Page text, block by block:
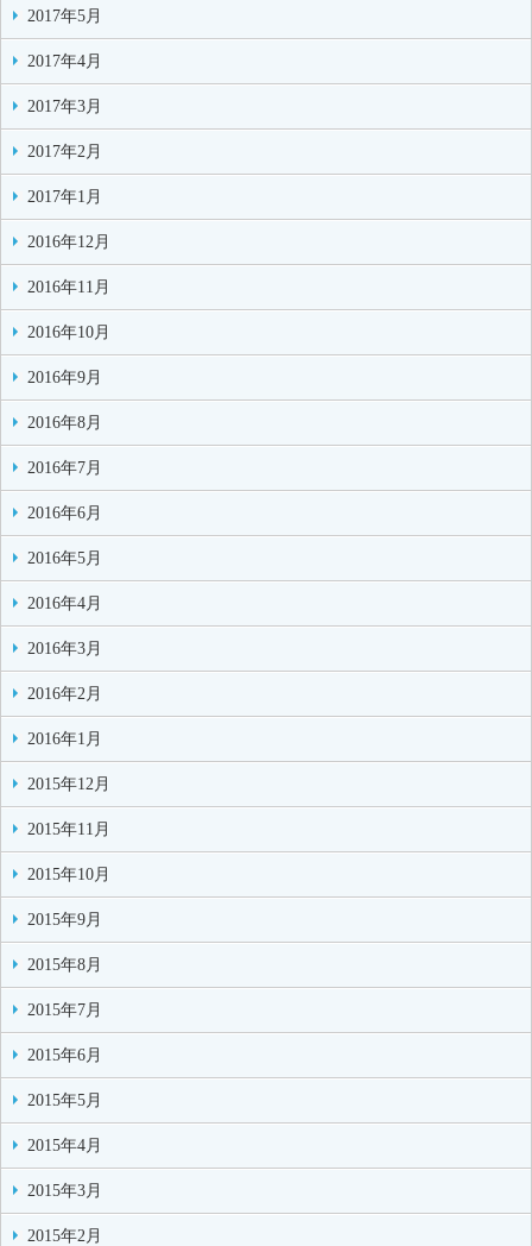
2017年5月
2017年4月
2017年3月
2017年2月
2017年1月
2016年12月
2016年11月
2016年10月
2016年9月
2016年8月
2016年7月
2016年6月
2016年5月
2016年4月
2016年3月
2016年2月
2016年1月
2015年12月
2015年11月
2015年10月
2015年9月
2015年8月
2015年7月
2015年6月
2015年5月
2015年4月
2015年3月
2015年2月